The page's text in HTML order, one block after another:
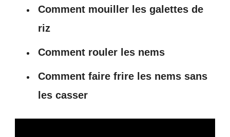
Comment mouiller les galettes de
riz
Comment rouler les nems
Comment faire frire les nems sans
les casser